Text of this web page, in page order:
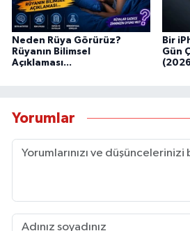
Neden Rüya Görürüz?
Rüyanın Bilimsel
Açıklaması...
Bir
Gün
Yorumlar